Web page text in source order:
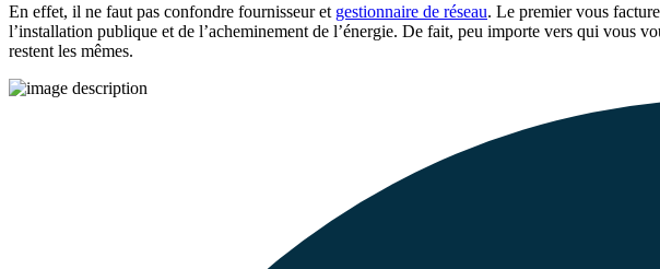
En effet, il ne faut pas confondre fournisseur et gestionnaire de réseau. Le premier vous
l’installation publique et de l’acheminement de l’énergie. De fait, peu importe vers qui vous
restent les mêmes.